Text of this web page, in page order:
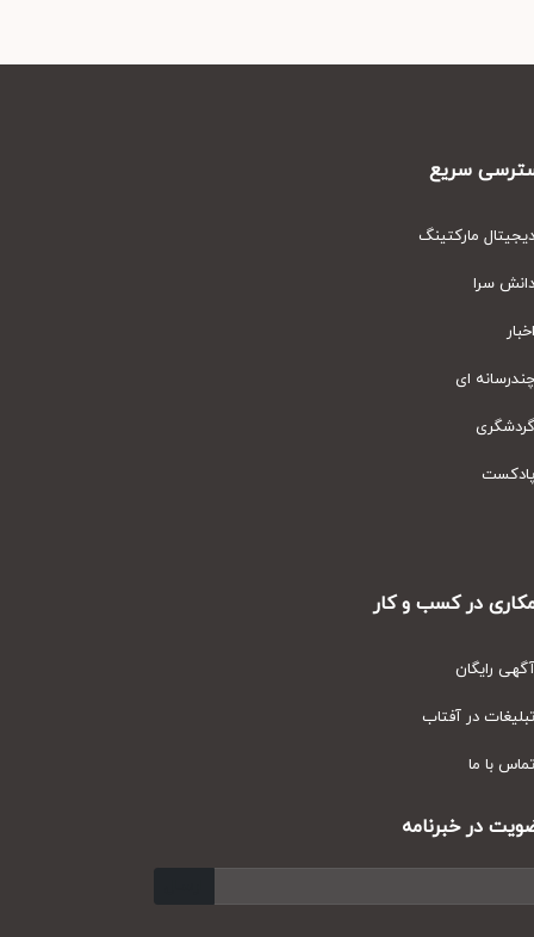
سریع
مارکتینگ
سرا
ای
در کسب و کار
رایگان
در آفتاب
با ما
در خبرنامه